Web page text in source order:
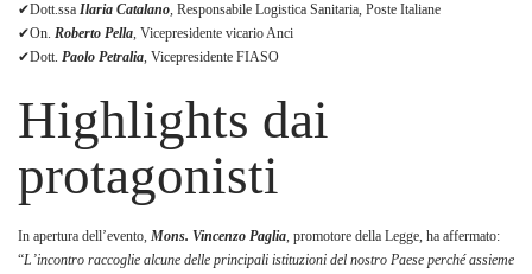
✔Dott.ssa Ilaria Catalano, Responsabile Logistica Sanitaria, Poste Italiane
✔On. Roberto Pella, Vicepresidente vicario Anci
✔Dott. Paolo Petralia, Vicepresidente FIASO
Highlights dai
protagonisti
In apertura dell’evento, Mons. Vincenzo Paglia, promotore della Legge, ha affermato:
“L’incontro raccoglie alcune delle principali istituzioni del nostro Paese perché assieme